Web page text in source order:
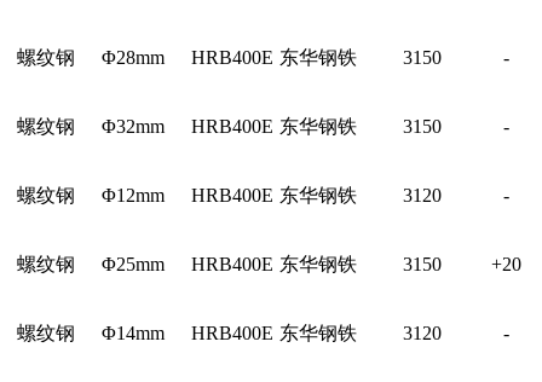
螺纹钢 Φ28mm HRB400E 东华钢铁 3150 -
螺纹钢 Φ32mm HRB400E 东华钢铁 3150 -
螺纹钢 Φ12mm HRB400E 东华钢铁 3120 -
螺纹钢 Φ25mm HRB400E 东华钢铁 3150 +20
螺纹钢 Φ14mm HRB400E 东华钢铁 3120 -